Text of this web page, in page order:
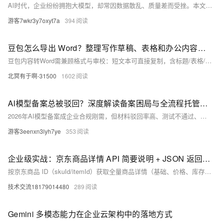
AI时代，企业纷纷拥抱大模型，却常因数据散乱、质量差而受挫。本文直击痛点，系统解析数据中台——这一AI落地的“必答题”。详解功能架构（资产层、工具层、应用层）与技术架构（采集、存储、计算、治理、服务五层），干货满满，助你夯实数据底座，让AI真正见效。
游客7wkr3y7oxyt7a 394
豆包怎么导出 Word？整理写作草稿、表格和办公内容的流程
豆包内容转Word需兼顾格式与审校：短文本可直接复制，含标题/表格/代码者推荐导出Markdown后用DeepShare等工具转换，确保结构完整；所有AI生成内容均须人工核对事实、删冗余、补案例，方可正式交付。
北冥有于啊-31500 1602
AI模型备案总被驳回？深度解读备案困局与全流程托管服务的价值
2026年AI模型备案成企业合规刚需，但材料驳回率高、测试不通过、审批周期长达4–10个月。本文深度解析备案三大难点（材料完备性、双审核机制、技术测试），对比三类服务商，并强调“技术预检+材料规范+安全测试+全程跟进”四位一体的全流程托管价值，助力企业高效拿号。
游客3eenxn3lyh7ye 353
企业级实战：京东商品详情 API 简要说明 + JSON 返回参考
按京东商品 ID（skuId/itemId）获取全量商品详情（基础、价格、库存、SKU、图片、促销、售后、店铺）
技术交流18179014480 289
Gemini 多模态能力在企业云架构中的落地方式